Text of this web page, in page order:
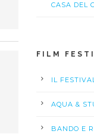
CASA DEL
FILM
IL
AQUA &
BANDO E